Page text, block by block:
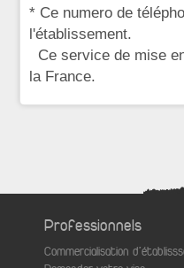
* Ce numero de
l'établissement.
Ce service de mise
la France.
Professionnels
Commercialisation